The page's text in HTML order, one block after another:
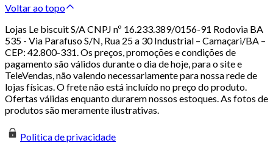
Voltar ao topo
Lojas Le biscuit S/A CNPJ nº 16.233.389/0156-91 Rodovia BA
535 - Via Parafuso S/N, Rua 25 a 30 Industrial – Camaçari/BA –
CEP: 42.800-331. Os preços, promoções e condições de
pagamento são válidos durante o dia de hoje, para o site e
TeleVendas, não valendo necessariamente para nossa rede de
lojas físicas. O frete não está incluído no preço do produto.
Ofertas válidas enquanto durarem nossos estoques. As fotos de
produtos são meramente ilustrativas.
Politica de privacidade